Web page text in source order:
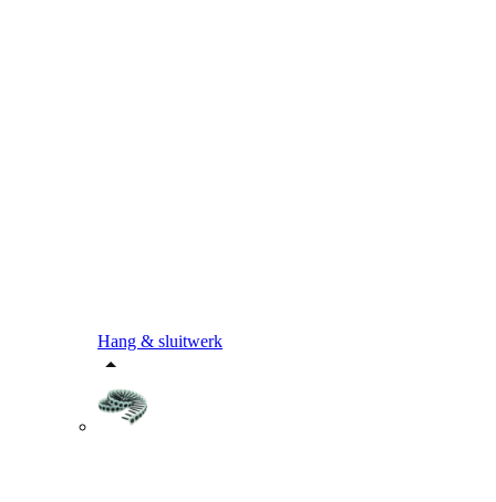
Hang & sluitwerk